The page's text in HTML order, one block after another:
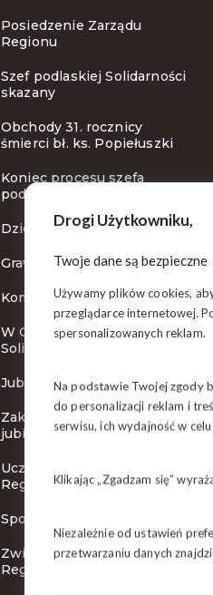
Drogi Użytkowniku,
Twoje dane są bezpieczne
Używamy plików cookies,
przeglądarce internetowej.
spersonalizowanych reklam.
Na podstawie Twojej zgody
do personalizacji reklam i
serwisu, ich wydajność w
Klikając „Zgadzam się”
Niezależnie od ustawień
przetwarzaniu danych
Posiedzenie Zarządu
Regionu
Szef podlaskiej Solidarności
skazany
Obchody 31. rocznicy
śmierci bł. ks. Popiełuszki
Koniec procesu szefa
podlaskiej Solidarności
Dzień Edukacji Narodowej
Grawerton od wojewody
Komunikat
W Grajewie wygrywa
Solidarność
Jubileuszowe konkursy
Zakończenie wystawy
jubileuszowej
Uczniowie z Korycina w
Regionie Podlaskim
Spotkanie urzędów miar
Związkowcy z Ukrainy w
Regionie Podlaskim